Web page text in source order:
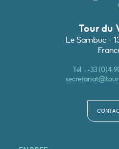
Tour du
Le Sambuc -
Tél. :+33 (0)4